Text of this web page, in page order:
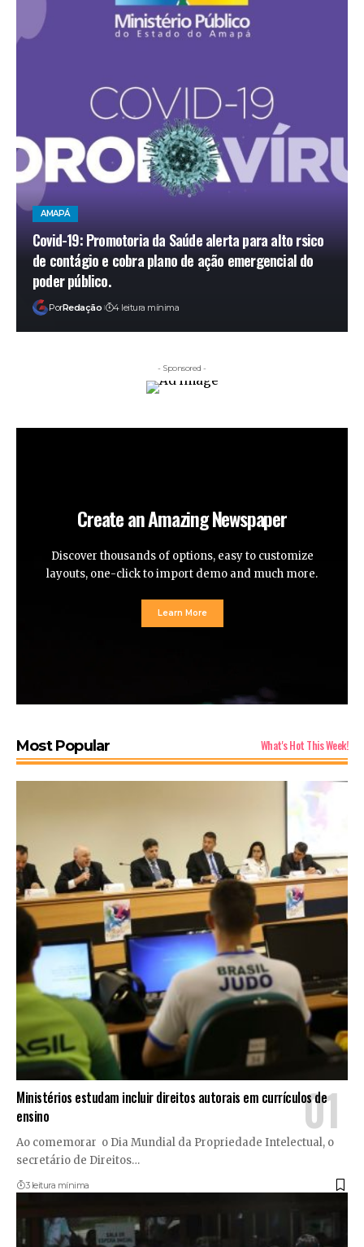
AMAPÁ
Covid-19: Promotoria da Saúde alerta para alto rsico
de contágio e cobra plano de ação emergencial do
poder público.
PorRedação 4 leitura mínima
- Sponsored -
Create an Amazing Newspaper
Discover thousands of options, easy to customize
layouts, one-click to import demo and much more.
Learn More
Most Popular What's Hot This Week!
Ministérios estudam incluir direitos autorais em currículos de
ensino
Ao comemorar o Dia Mundial da Propriedade Intelectual, o
secretário de Direitos…
3 leitura mínima